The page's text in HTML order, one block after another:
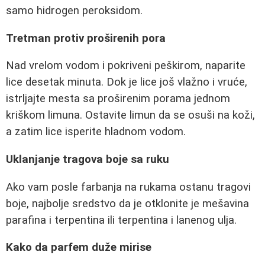
samo hidrogen peroksidom.
Tretman protiv proširenih pora
Nad vrelom vodom i pokriveni peškirom, naparite
lice desetak minuta. Dok je lice još vlažno i vruće,
istrljajte mesta sa proširenim porama jednom
kriškom limuna. Ostavite limun da se osuši na koži,
a zatim lice isperite hladnom vodom.
Uklanjanje tragova boje sa ruku
Ako vam posle farbanja na rukama ostanu tragovi
boje, najbolje sredstvo da je otklonite je mešavina
parafina i terpentina ili terpentina i lanenog ulja.
Kako da parfem duže mirise